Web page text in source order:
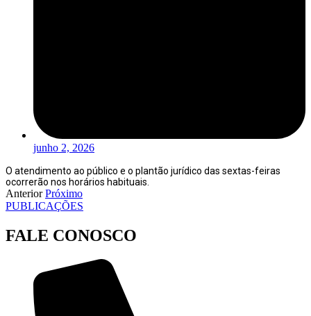
junho 2, 2026
O atendimento ao público e o plantão jurídico das sextas-feiras
ocorrerão nos horários habituais.
Anterior Próximo
PUBLICAÇÕES
FALE CONOSCO